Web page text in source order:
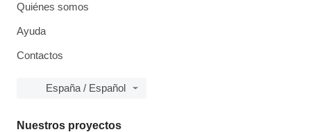
Quiénes somos
Ayuda
Contactos
España / Español
Nuestros proyectos